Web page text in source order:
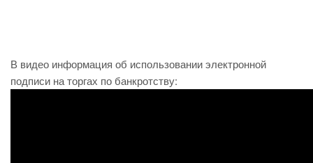
В видео информация об использовании электронной
подписи на торгах по банкротству: